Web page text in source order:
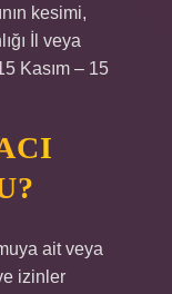
kesimi,
İl veya
Kasım – 15
ait veya
izinler